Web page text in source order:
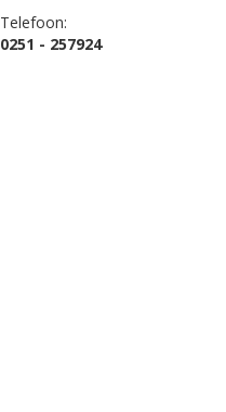
Telefoon:
0251 - 257924